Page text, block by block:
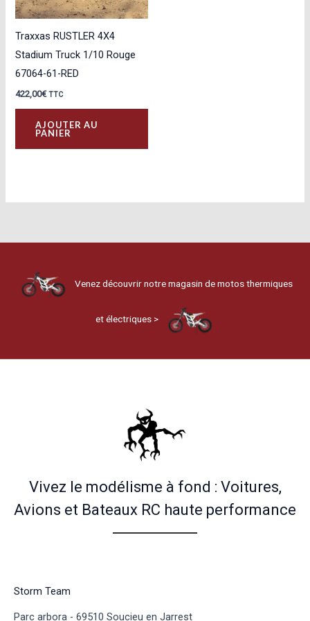
Traxxas RUSTLER 4X4
Stadium Truck 1/10 Rouge
67064-61-RED
422,00€ TTC
AJOUTER AU
PANIER
Venez découvrir notre magasin de motos thermiques
et électriques >
Vivez le modélisme à fond : Voitures,
Avions et Bateaux RC haute performance
Storm Team
Parc arbora - 69510 Soucieu en Jarrest